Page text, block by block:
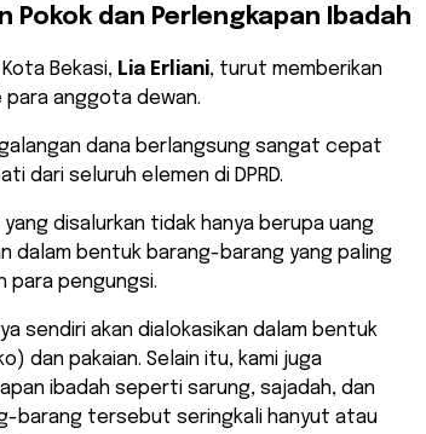
Pokok dan Perlengkapan Ibadah
Bekasi, Lia Erliani, turut memberikan
anggota dewan.
dana berlangsung sangat cepat
dari seluruh elemen di DPRD.
disalurkan tidak hanya berupa uang
dalam bentuk barang-barang yang paling
para pengungsi.
sendiri akan dialokasikan dalam bentuk
dan pakaian. Selain itu, kami juga
ibadah seperti sarung, sajadah, dan
barang tersebut seringkali hanyut atau